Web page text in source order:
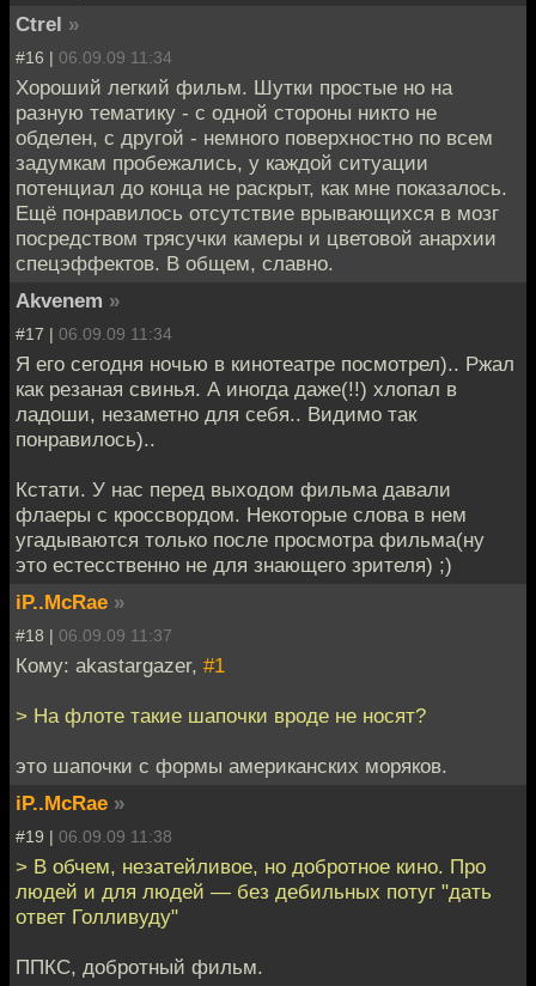
Ctrel »
#16 | 06.09.09 11:34
Хороший легкий фильм. Шутки простые но на
разную тематику - с одной стороны никто не
обделен, с другой - немного поверхностно по всем
задумкам пробежались, у каждой ситуации
потенциал до конца не раскрыт, как мне показалось.
Ещё понравилось отсутствие врывающихся в мозг
посредством трясучки камеры и цветовой анархии
спецэффектов. В общем, славно.
Akvenem »
#17 | 06.09.09 11:34
Я его сегодня ночью в кинотеатре посмотрел).. Ржал
как резаная свинья. А иногда даже(!!) хлопал в
ладоши, незаметно для себя.. Видимо так
понравилось)..
Кстати. У нас перед выходом фильма давали
флаеры с кроссвордом. Некоторые слова в нем
угадываются только после просмотра фильма(ну
это естесственно не для знающего зрителя) ;)
iP..McRae »
#18 | 06.09.09 11:37
Кому: akastargazer, #1
> На флоте такие шапочки вроде не носят?
это шапочки с формы американских моряков.
iP..McRae »
#19 | 06.09.09 11:38
> В обчем, незатейливое, но добротное кино. Про
людей и для людей — без дебильных потуг "дать
ответ Голливуду"
ППКС, добротный фильм.